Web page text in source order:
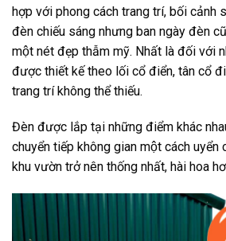
hợp với phong cách trang trí, bối cảnh
đèn chiếu sáng nhưng ban ngày đèn
một nét đẹp thẫm mỹ. Nhất là đối với
được thiết kế theo lối cổ điển, tân cổ
trang trí không thể thiếu.
Đèn được lắp tại những điểm khác
chuyển tiếp không gian một cách uyển
khu vườn trở nên thống nhất, hài hoa